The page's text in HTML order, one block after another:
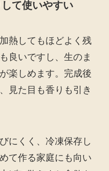
て使いやすい
熱してもほどよく残
良いですし、生のま
楽しめます。完成後
見た目も香りも引き
にくく、冷凍保存し
て作る家庭にも向い